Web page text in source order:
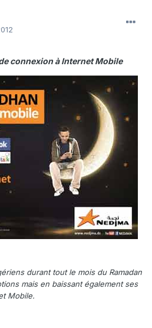
connexion à Internet Mobile
durant tout le mois du Ramadan
mais en baissant également ses
Mobile.